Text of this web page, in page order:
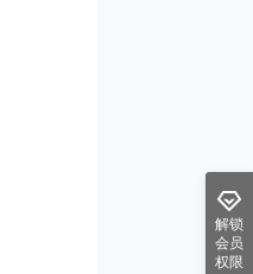
解锁
会员
权限